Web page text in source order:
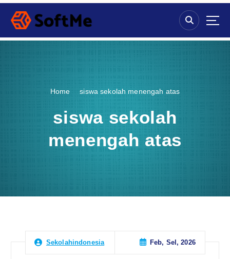
S
p
Home siswa sekolah menengah atas
siswa sekolah
menengah atas
Sekolahindonesia Feb, Sel, 2026